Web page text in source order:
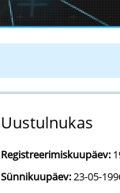
Uustulnukas
Registreerimiskuupäev:
Sünnikuupäev:23-05-